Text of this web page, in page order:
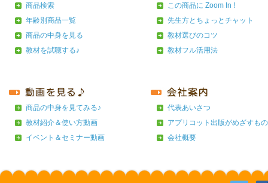
商品検索
年齢別商品一覧
商品の中身を見る
教材を試聴する♪
この商品に Zoom In !
先生方とちょっとチャット
教材選びのコツ
教材フル活用法
商品の中身を見てみる♪
教材紹介＆使い方動画
イベント＆セミナー動画
代表あいさつ
アプリコット出版がめざすもの
会社概要